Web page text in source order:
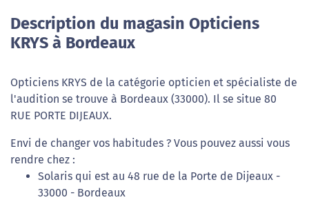
Description du magasin Opticiens
KRYS à Bordeaux
Opticiens KRYS de la catégorie opticien et spécialiste de
l'audition se trouve à Bordeaux (33000). Il se situe 80
RUE PORTE DIJEAUX.
Envi de changer vos habitudes ? Vous pouvez aussi vous
rendre chez :
Solaris qui est au 48 rue de la Porte de Dijeaux -
33000 - Bordeaux